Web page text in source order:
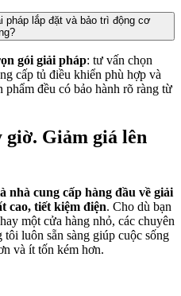
pháp lắp đặt và bảo trì động cơ
gói giải pháp: tư vấn chọn
cấp tủ điều khiển phù hợp và
phẩm đều có bảo hành rõ ràng từ
giờ. Giảm giá lên
cung cấp hàng đầu về giải
cao, tiết kiệm điện. Cho dù bạn
một cửa hàng nhỏ, các chuyên
luôn sẵn sàng giúp cuộc sống
và ít tốn kém hơn.